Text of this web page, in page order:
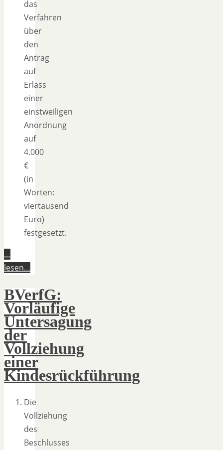
das
Verfahren
über
den
Antrag
auf
Erlass
einer
einstweiligen
Anordnung
auf
4.000
€
(in
Worten:
viertausend
Euro)
festgesetzt.
…
lesen…
BVerfG:
Vorläufige
Untersagung
der
Vollziehung
einer
Kindesrückführung
Die
Vollziehung
des
Beschlusses